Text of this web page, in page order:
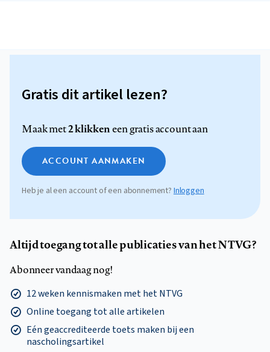
Gratis dit artikel lezen?
Maak met2 klikkeneen gratis account aan
ACCOUNT AANMAKEN
Heb je al een account of een abonnement? Inloggen
Altijd toegang tot alle publicaties van het NTVG?
Abonneer vandaag nog!
12 weken kennismaken met het NTVG
Online toegang tot alle artikelen
Eén geaccrediteerde toets maken bij een
nascholingsartikel